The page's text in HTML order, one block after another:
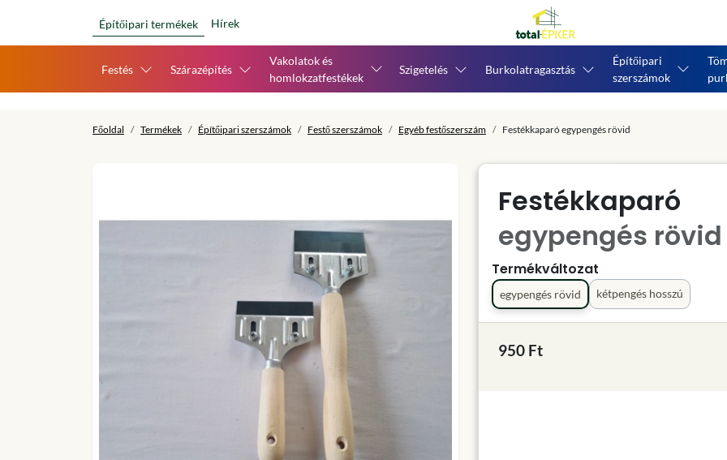
Építőipari termékek Hírek
Festés Szárazépítés
Vakolatok és
homlokzatfestékek
Szigetelés Burkolatragasztás
Építőipari
szerszámok
Főoldal Termékek Építőipari szerszámok Festő szerszámok Egyéb festőszerszám Festékkaparó egypengés rövid
Festékkaparó
egypengés rövid
Termékváltozat
egypengés rövid kétpengés hosszú
950 Ft